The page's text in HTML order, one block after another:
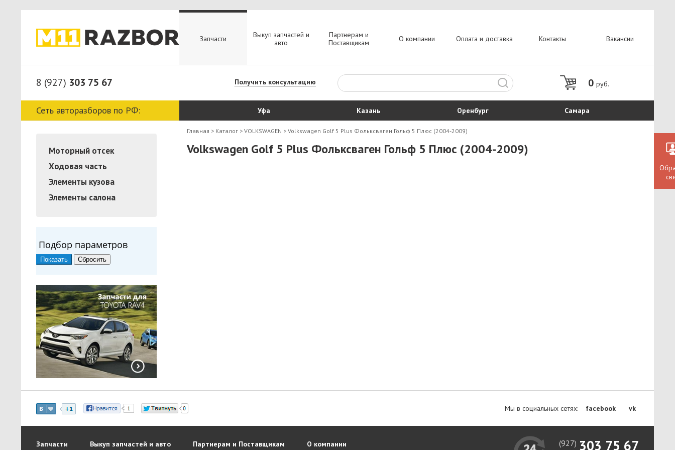
Запчасти
Выкуп запчастей и
авто
Партнерам и
Поставщикам
О компании Оплата и доставка Контакты Вакансии
8 (927) 303 75 67 Получить консультацию 0 руб.
Сеть авторазборов по РФ: Уфа Казань Оренбург Самара
Моторный отсек
Ходовая часть
Элементы кузова
Элементы салона
Подбор параметров
Главная > Каталог > VOLKSWAGEN > Volkswagen Golf 5 Plus Фольксваген Гольф 5 Плюс (2004-2009)
Volkswagen Golf 5 Plus Фольксваген Гольф 5 Плюс (2004-2009)
Мы в социальных сетях: facebook vk
Запчасти Выкуп запчастей и авто Партнерам и Поставщикам
О компании
(927) 303 75 67